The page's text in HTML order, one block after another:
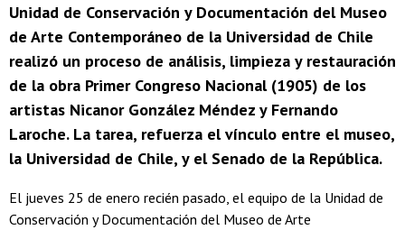
Unidad de Conservación y Documentación del Museo
de Arte Contemporáneo de la Universidad de Chile
realizó un proceso de análisis, limpieza y restauración
de la obra Primer Congreso Nacional (1905) de los
artistas Nicanor González Méndez y Fernando
Laroche. La tarea, refuerza el vínculo entre el museo,
la Universidad de Chile, y el Senado de la República.
El jueves 25 de enero recién pasado, el equipo de la Unidad de
Conservación y Documentación del Museo de Arte